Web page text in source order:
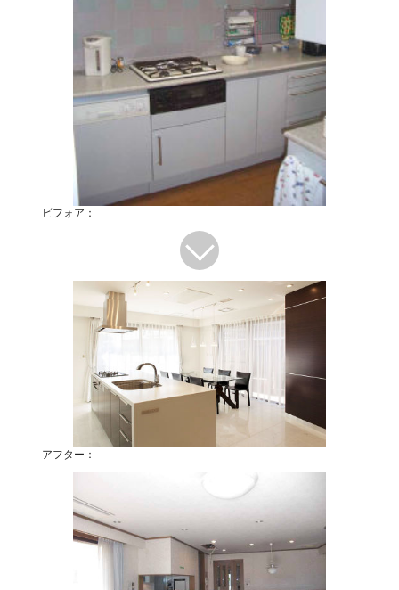
ビフォア：
アフター：